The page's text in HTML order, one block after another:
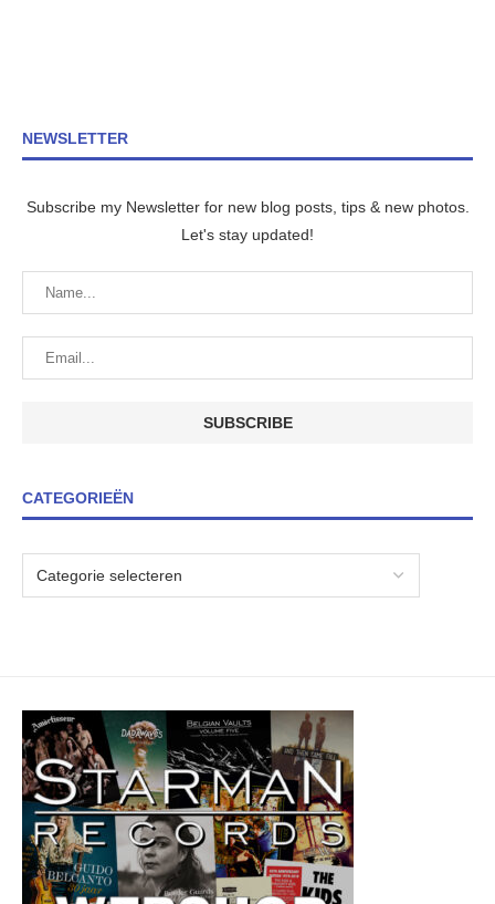
NEWSLETTER
Subscribe my Newsletter for new blog posts, tips & new photos.
Let's stay updated!
CATEGORIEËN